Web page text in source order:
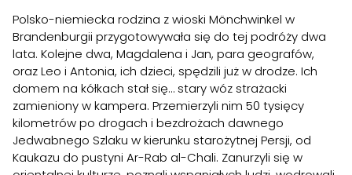
Polsko-niemiecka rodzina z wioski Mönchwinkel w
Brandenburgii przygotowywała się do tej podróży dwa
lata. Kolejne dwa, Magdalena i Jan, para geografów,
oraz Leo i Antonia, ich dzieci, spędzili już w drodze. Ich
domem na kółkach stał się… stary wóz strażacki
zamieniony w kampera. Przemierzyli nim 50 tysięcy
kilometrów po drogach i bezdrożach dawnego
Jedwabnego Szlaku w kierunku starożytnej Persji, od
Kaukazu do pustyni Ar-Rab al-Chali. Zanurzyli się w